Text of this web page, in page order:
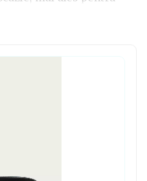
up și au nevoie cel mai